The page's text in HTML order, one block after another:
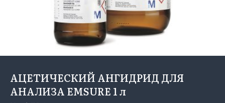
АЦЕТИЧЕСКИЙ АНГИДРИД ДЛЯ
АНАЛИЗА EMSURE 1 л